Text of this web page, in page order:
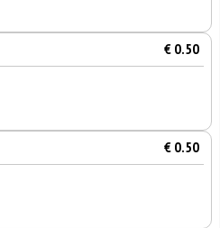
€ 0.50
€ 0.50